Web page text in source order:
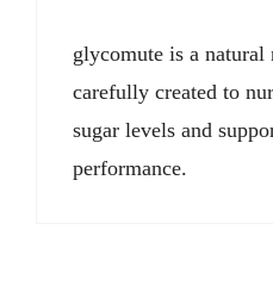
glycomute is a
carefully created to
sugar levels and
performance.